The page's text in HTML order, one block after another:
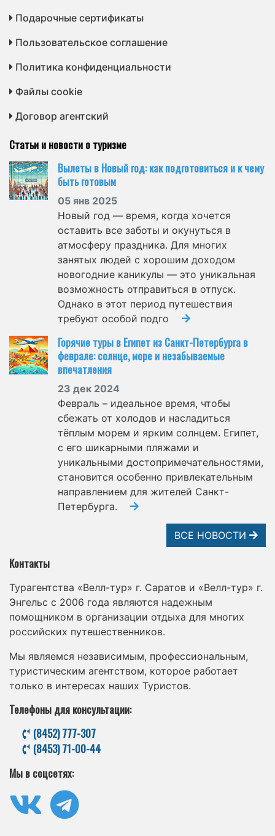
Подарочные сертификаты
Пользовательское соглашение
Политика конфиденциальности
Файлы cookie
Договор агентский
Статьи и новости о туризме
Вылеты в Новый год: как подготовиться и к чему
быть готовым
05 янв 2025
Новый год — время, когда хочется
оставить все заботы и окунуться в
атмосферу праздника. Для многих
занятых людей с хорошим доходом
новогодние каникулы — это уникальная
возможность отправиться в отпуск.
Однако в этот период путешествия
требуют особой подго
Горячие туры в Египет из Санкт-Петербурга в
феврале: солнце, море и незабываемые
впечатления
23 дек 2024
Февраль – идеальное время, чтобы
сбежать от холодов и насладиться
тёплым морем и ярким солнцем. Египет,
с его шикарными пляжами и
уникальными достопримечательностями,
становится особенно привлекательным
направлением для жителей Санкт-
Петербурга.
ВСЕ НОВОСТИ
Контакты
Турагентства «Велл-тур» г. Саратов и «Велл-тур» г.
Энгельс с 2006 года являются надежным
помощником в организации отдыха для многих
российских путешественников.
Мы являемся независимым, профессиональным,
туристическим агентством, которое работает
только в интересах наших Туристов.
Телефоны для консультации:
(8452) 777-307
(8453) 71-00-44
Мы в соцсетях: